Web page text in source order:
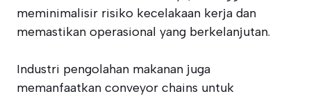
meminimalisir risiko kecelakaan kerja dan
memastikan operasional yang berkelanjutan.
Industri pengolahan makanan juga
memanfaatkan conveyor chains untuk